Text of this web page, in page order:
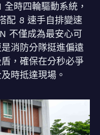
時四輪驅動系統，
配 8 速手自排變速
不僅成為最安心可
消防分隊挺進偏遠
，確保在分秒必爭
時抵達現場。